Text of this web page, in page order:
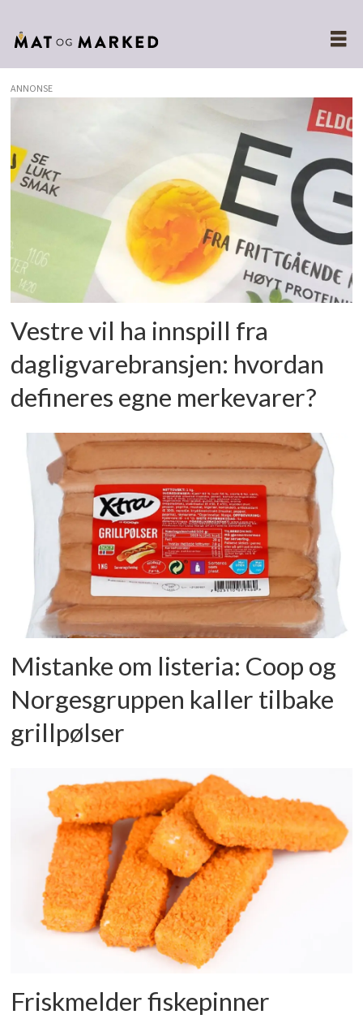
first
price
ANNONSE
Vestre vil ha innspill fra
dagligvarebransjen: hvordan
defineres egne merkevarer?
Mistanke om listeria: Coop og
Norgesgruppen kaller tilbake
grillpølser
Friskmelder fiskepinner